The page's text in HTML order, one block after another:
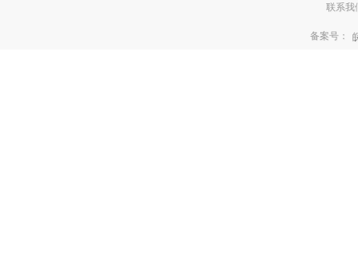
联系我
备案号：